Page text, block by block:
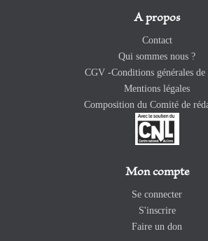
A propos
Contact
Qui sommes nous ?
CGV -Conditions générales de
Mentions légales
Composition du Comité de
Mon compte
Se connecter
S'inscrire
Faire un don